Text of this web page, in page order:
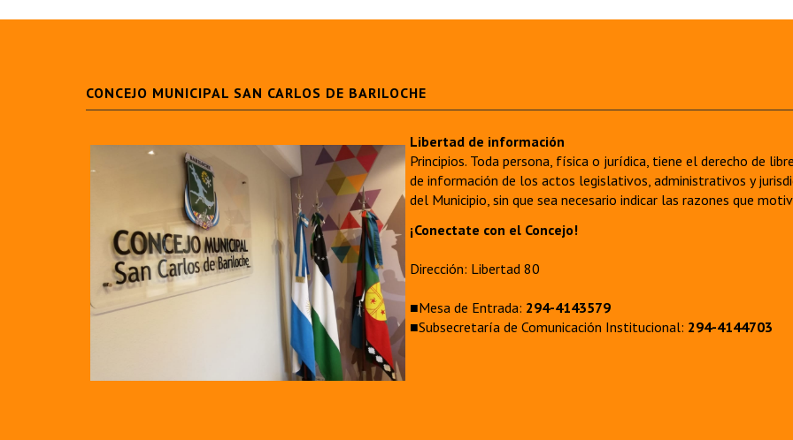
CONCEJO MUNICIPAL SAN CARLOS DE BARILOCHE
Libertad de información
Principios. Toda persona, física o jurídica, tiene el derecho de
de información de los actos legislativos, administrativos y
del Municipio, sin que sea necesario indicar las razones que
¡Conectate con el Concejo!
Dirección: Libertad 80
■Mesa de Entrada: 294-4143579
■Subsecretaría de Comunicación Institucional: 294-4144703